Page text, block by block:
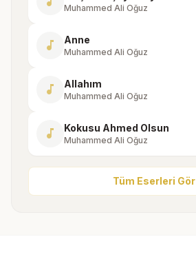
Muhammed Ali Oğuz
music_note Anne
Muhammed Ali Oğuz
music_note Allahım
Muhammed Ali Oğuz
music_note Kokusu Ahmed Olsun
Muhammed Ali Oğuz
Tüm Eserleri Gör